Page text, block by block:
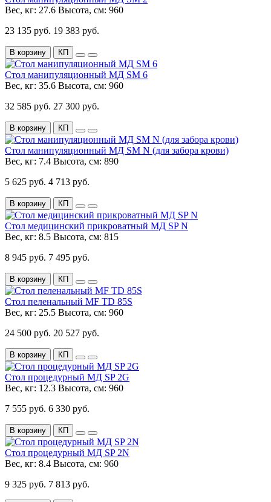
Вес, кг: 27.6 Высота, см: 960
23 135 руб. 19 383 руб.
В корзину КП
Стол манипуляционный МД SM 6
Вес, кг: 35.6 Высота, см: 960
32 585 руб. 27 300 руб.
В корзину КП
Стол манипуляционный МД SM N (для забора крови)
Вес, кг: 7.4 Высота, см: 890
5 625 руб. 4 713 руб.
В корзину КП
Стол медицинский прикроватный МД SP N
Вес, кг: 8.5 Высота, см: 815
8 945 руб. 7 495 руб.
В корзину КП
Стол пеленальный МF TD 85S
Вес, кг: 25.5 Высота, см: 960
24 500 руб. 20 527 руб.
В корзину КП
Стол процедурный МД SP 2G
Вес, кг: 12.3 Высота, см: 960
7 555 руб. 6 330 руб.
В корзину КП
Стол процедурный МД SP 2N
Вес, кг: 8.4 Высота, см: 960
9 325 руб. 7 813 руб.